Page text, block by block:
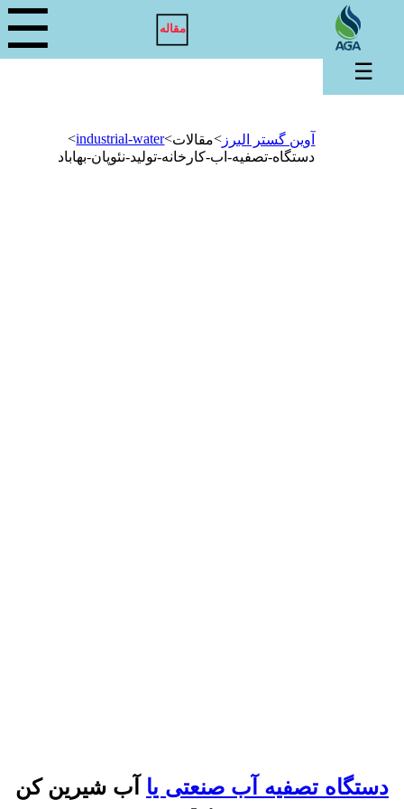
مقاله ☰
دستگاه تصفیه آب صنعتی یا آب شیرین کن
آوین گستر البرز >مقالات>
industrial-water
>
دستگاه-تصفیه-اب-کارخانه-تولید-نئوپان-بهاباد
☰